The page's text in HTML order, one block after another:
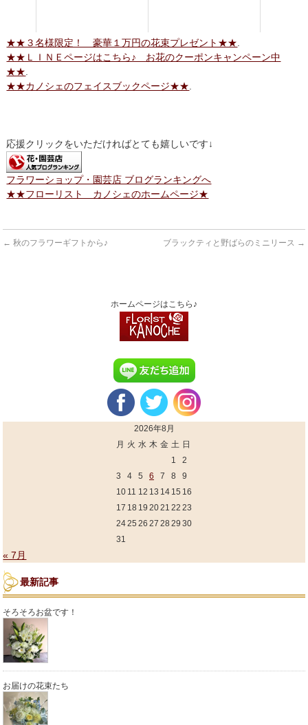
★★３名様限定！ 豪華１万円の花束プレゼント★★.
★★ＬＩＮＥページはこちら♪ お花のクーポンキャンペーン中
★★.
★★カノシェのフェイスブックページ★★.
応援クリックをいただければとても嬉しいです↓
フラワーショップ・園芸店 ブログランキングへ
★★フローリスト カノシェのホームページ★
← 秋のフラワーギフトから♪ ブラックティと野ばらのミニリース →
ホームページはこちら♪
2026年8月
月 火 水 木 金 土 日
1
2
3
4 5 6 7 8
9
10 11 12 13 14 15 16
17 18 19 2021 22 23
2425 26 27 28 29 30
31
« 7月
最新記事
そろそろお盆です！
お届けの花束たち